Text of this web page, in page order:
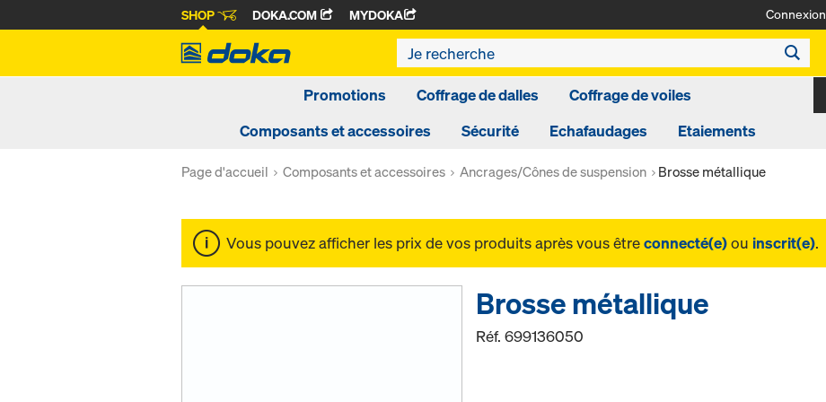
SHOP DOKA.COM MYDOKA Connexion
Promotions Coffrage de dalles
Coffrage de voiles
Composants et accessoires
Sécurité Echafaudages Etaiements
Page d'accueil Composants et accessoires Ancrages/Cônes de suspension Brosse métallique
Vous pouvez afficher les prix de vos produits après vous êtreconnecté(e)ou inscrit(e).
Brosse métallique
Réf.699136050